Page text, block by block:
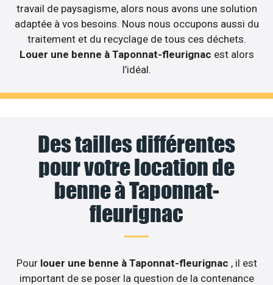
travail de paysagisme, alors nous avons une solution
adaptée à vos besoins. Nous nous occupons aussi du
traitement et du recyclage de tous ces déchets.
Louer une benne à Taponnat-fleurignac est alors
l’idéal.
Des tailles différentes
pour votre location de
benne à Taponnat-
fleurignac
Pour louer une benne à Taponnat-fleurignac , il est
important de se poser la question de la contenance